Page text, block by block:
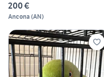
200 €
Ancona (AN)